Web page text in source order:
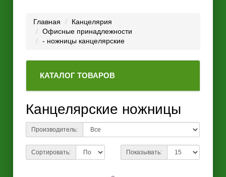
Главная
Канцелярия
Офисные принадлежности
- ножницы канцелярские
КАТАЛОГ ТОВАРОВ
Канцелярские ножницы
Производитель:
Сортировать: Показывать: